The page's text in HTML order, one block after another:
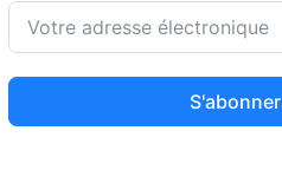
S'abonner